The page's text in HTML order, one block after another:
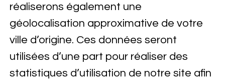
réaliserons également une
géolocalisation approximative de votre
ville d’origine. Ces données seront
utilisées d’une part pour réaliser des
statistiques d’utilisation de notre site afin